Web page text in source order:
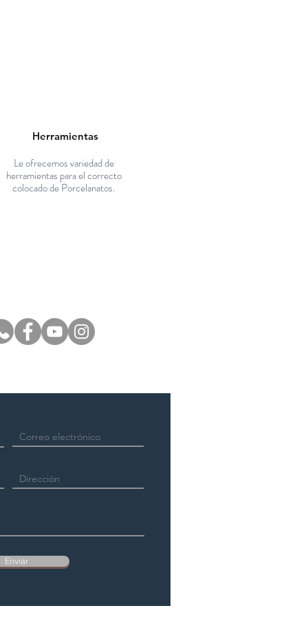
Herramientas
Le ofrecemos variedad de
herramientas para el correcto
colocado de Porcelanatos.
Enviar